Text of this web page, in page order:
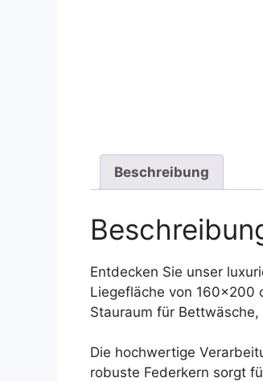
Beschreibung
Entdecken Sie unser
Liegefläche von 160×200
Stauraum für
Die hochwertige
robuste Federkern sorgt